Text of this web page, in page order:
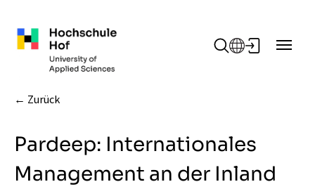
Zurück
Pardeep: Internationales
Management an der Inland